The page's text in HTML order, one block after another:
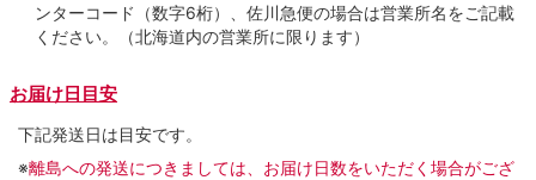
ンターコード（数字6桁）、佐川急便の場合は営業所名をご記載
ください。（北海道内の営業所に限ります）
お届け日目安
下記発送日は目安です。
※離島への発送につきましては、お届け日数をいただく場合がござ